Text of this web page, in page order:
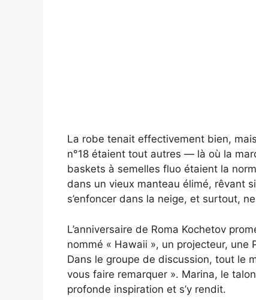
La robe tenait effectivement bien,
n°18 étaient tout autres — là où la
baskets à semelles fluo étaient la
dans un vieux manteau élimé, rêvant
s’enfoncer dans la neige, et surtout,
L’anniversaire de Roma Kochetov
nommé « Hawaii », un projecteur,
Dans le groupe de discussion, tout le
vous faire remarquer ». Marina, le
profonde inspiration et s’y rendit.